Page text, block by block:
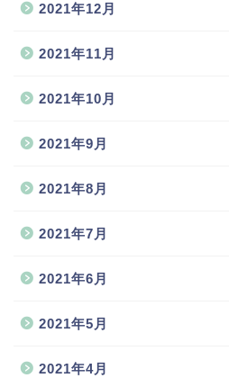
2021年12月
2021年11月
2021年10月
2021年9月
2021年8月
2021年7月
2021年6月
2021年5月
2021年4月